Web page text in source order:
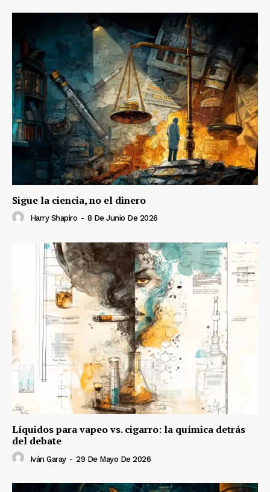
Sigue la ciencia, no el dinero
Harry Shapiro - 8 De Junio De 2026
Líquidos para vapeo vs. cigarro: la química detrás
del debate
Iván Garay - 29 De Mayo De 2026